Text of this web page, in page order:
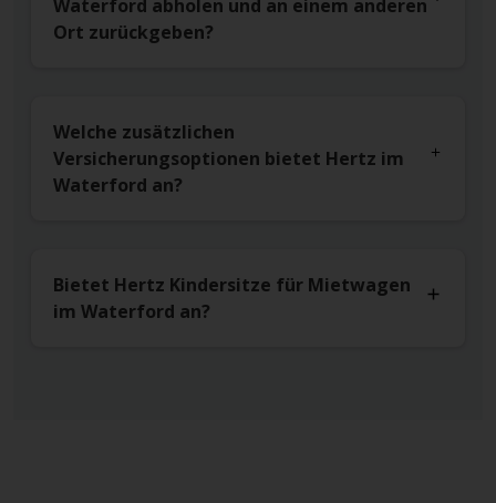
Waterford abholen und an einem anderen
Ort zurückgeben?
Welche zusätzlichen
Versicherungsoptionen bietet Hertz im
Waterford an?
Bietet Hertz Kindersitze für Mietwagen
im Waterford an?